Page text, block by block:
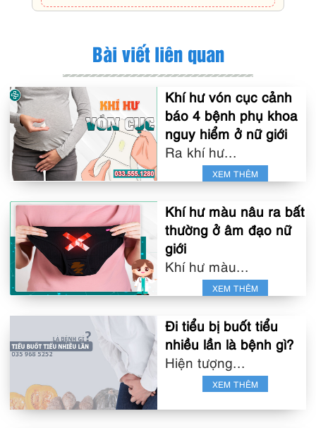
Bài viết liên quan
Khí hư vón cục cảnh
báo 4 bệnh phụ khoa
nguy hiểm ở nữ giới
Ra khí hư...
XEM THÊM
Khí hư màu nâu ra bất
thường ở âm đạo nữ
giới
Khí hư màu...
XEM THÊM
Đi tiểu bị buốt tiểu
nhiều lần là bệnh gì?
Hiện tượng...
XEM THÊM